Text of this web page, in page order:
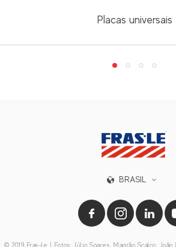
Placas universais
BRASIL
© 2019 Fras-le | Fotos: Júlio Soares, Magrão Scalco,